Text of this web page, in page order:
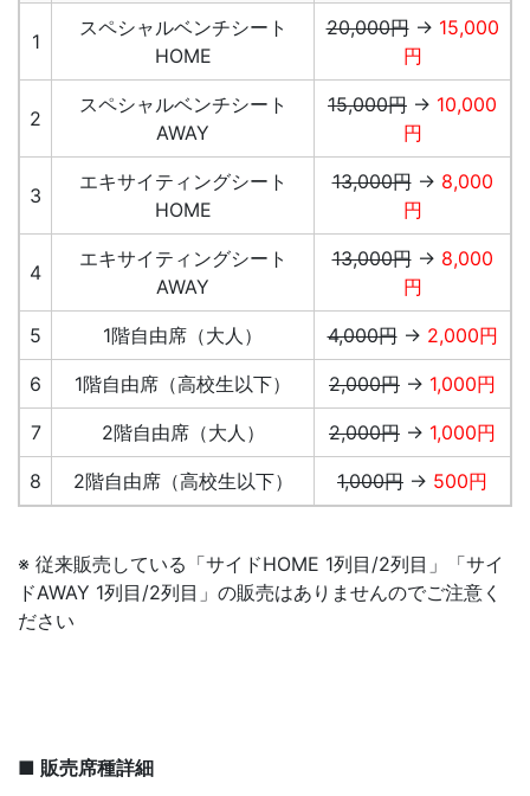
1
スペシャルベンチシート
HOME
20,000円→ 15,000
円
2
スペシャルベンチシート
AWAY
15,000円 → 10,000
円
3
エキサイティングシート
HOME
13,000円→ 8,000
円
4
エキサイティングシート
AWAY
13,000円→ 8,000
円
5 1階自由席（大人） 4,000円→ 2,000円
6 1階自由席（高校生以下） 2,000円 → 1,000円
7 2階自由席（大人） 2,000円 → 1,000円
8 2階自由席（高校生以下） 1,000円 → 500円
※ 従来販売している「サイドHOME 1列目/2列目」「サイ
ドAWAY 1列目/2列目」の販売はありませんのでご注意く
ださい
■ 販売席種詳細